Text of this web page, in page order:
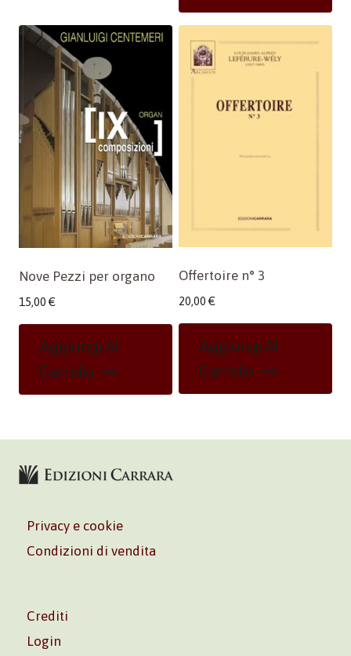
Nove Pezzi per organo
15,00 €
Aggiungi Al
Carrello
Offertoire n° 3
20,00 €
Aggiungi Al
Carrello
Privacy e cookie
Condizioni di vendita
Crediti
Login